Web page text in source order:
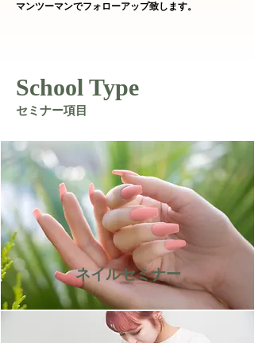
マンツーマンでフォローアップ致します。
School Type
セミナー項目
​ネイルセミナー